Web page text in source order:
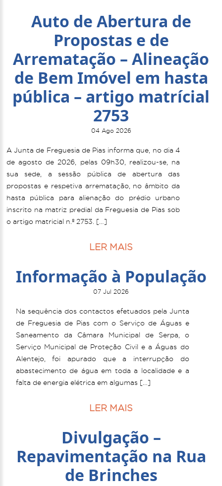
Auto de Abertura de
Propostas e de
Arrematação – Alineação
de Bem Imóvel em hasta
pública – artigo matrícial
2753
04 Ago 2026
A Junta de Freguesia de Pias informa que, no dia 4
de agosto de 2026, pelas 09h30, realizou-se, na
sua sede, a sessão pública de abertura das
propostas e respetiva arrematação, no âmbito da
hasta pública para alienação do prédio urbano
inscrito na matriz predial da Freguesia de Pias sob
o artigo matricial n.º 2753. […]
LER MAIS
Informação à População
07 Jul 2026
Na sequência dos contactos efetuados pela Junta
de Freguesia de Pias com o Serviço de Águas e
Saneamento da Câmara Municipal de Serpa, o
Serviço Municipal de Proteção Civil e a Águas do
Alentejo, foi apurado que a interrupção do
abastecimento de água em toda a localidade e a
falta de energia elétrica em algumas […]
LER MAIS
Divulgação –
Repavimentação na Rua
de Brinches